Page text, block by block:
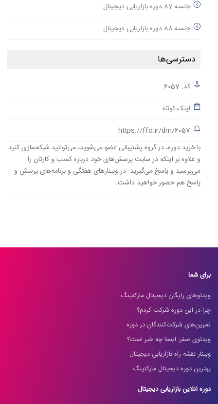
جلسه 87 دوره بازاریابی دیجیتال
جلسه 88 دوره بازاریابی دیجیتال
دسترسی‌ها
کد: 6057
لینک کوتاه
https://ffo.ir/dm/6057
با خرید دوره، در گروه پشتیبانی عضو می‌شوید، می‌توانید شبکه‌سازی کنید
و علاوه بر اینکه در سایت پرسش‌های خود درباره کسب و کارتان را
می‌پرسید و پاسخ می‌گیرید. در وبینارهای هفتگی و برنامه‌های پرسش و
پاسخ هم حضور خواهید داشت.
برای شما
ویدئوهای رایگان دیجیتال مارکتینگ
چرا در این دوره شرکت کردم؟
تمرین‌های شرکت‌کنندگان در دوره
ویدئوی صفر: اینجا چه خبر است؟
وبینار نقشه راه بازاریابی دیجیتال
بهترین دوره دیجیتال مارکتینگ
دوره آنلاین بازاریابی دیجیتال